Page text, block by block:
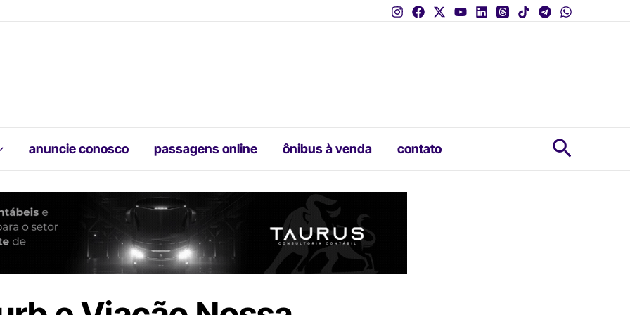
anuncie conosco passagens online ônibus à venda contato